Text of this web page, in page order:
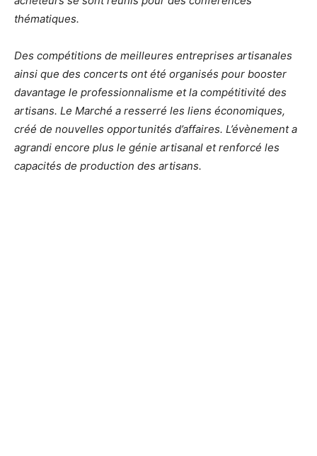
thématiques.
Des compétitions de meilleures entreprises artisanales
ainsi que des concerts ont été organisés pour booster
davantage le professionnalisme et la compétitivité des
artisans. Le Marché a resserré les liens économiques,
créé de nouvelles opportunités d’affaires. L’évènement a
agrandi encore plus le génie artisanal et renforcé les
capacités de production des artisans.